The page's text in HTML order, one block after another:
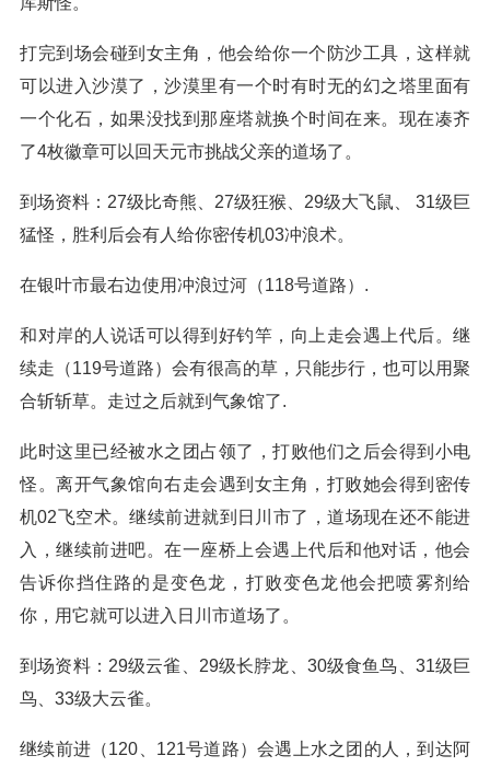
打完到场会碰到女主角，他会给你一个防沙工具，这样就
可以进入沙漠了，沙漠里有一个时有时无的幻之塔里面有
一个化石，如果没找到那座塔就换个时间在来。现在凑齐
了4枚徽章可以回天元市挑战父亲的道场了。
到场资料：27级比奇熊、27级狂猴、29级大飞鼠、 31级巨
猛怪，胜利后会有人给你密传机03冲浪术。
在银叶市最右边使用冲浪过河（118号道路）.
和对岸的人说话可以得到好钓竿，向上走会遇上代后。继
续走（119号道路）会有很高的草，只能步行，也可以用聚
合斩斩草。走过之后就到气象馆了.
此时这里已经被水之团占领了，打败他们之后会得到小电
怪。离开气象馆向右走会遇到女主角，打败她会得到密传
机02飞空术。继续前进就到日川市了，道场现在还不能进
入，继续前进吧。在一座桥上会遇上代后和他对话，他会
告诉你挡住路的是变色龙，打败变色龙他会把喷雾剂给
你，用它就可以进入日川市道场了。
到场资料：29级云雀、29级长脖龙、30级食鱼鸟、31级巨
鸟、33级大云雀。
继续前进（120、121号道路）会遇上水之团的人，到达阿